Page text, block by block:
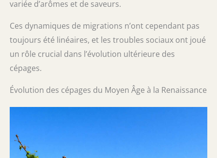
variée d’arômes et de saveurs.
Ces dynamiques de migrations n’ont cependant pas
toujours été linéaires, et les troubles sociaux ont joué
un rôle crucial dans l’évolution ultérieure des
cépages.
Évolution des cépages du Moyen Âge à la Renaissance